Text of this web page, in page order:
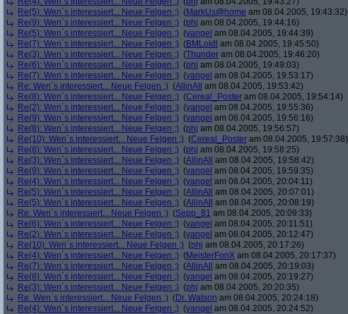
Re(5): Wen´s interessiert... Neue Felgen ;) (MarkUs@home am 08.04.2005, 19:43:32)
Re(9): Wen´s interessiert... Neue Felgen ;) (phj am 08.04.2005, 19:44:16)
Re(5): Wen´s interessiert... Neue Felgen ;) (yangel am 08.04.2005, 19:44:39)
Re(7): Wen´s interessiert... Neue Felgen ;) (BMLoidl am 08.04.2005, 19:45:50)
Re(3): Wen´s interessiert... Neue Felgen ;) (Thunder am 08.04.2005, 19:46:20)
Re(6): Wen´s interessiert... Neue Felgen ;) (phj am 08.04.2005, 19:49:03)
Re(7): Wen´s interessiert... Neue Felgen ;) (yangel am 08.04.2005, 19:53:17)
Re: Wen´s interessiert... Neue Felgen ;) (AllinAll
am 08.04.2005, 19:53:42)
Re(8): Wen´s interessiert... Neue Felgen ;) (Cereal_Poster am 08.04.2005, 19:54:14)
Re(2): Wen´s interessiert... Neue Felgen ;) (yangel am 08.04.2005, 19:55:36)
Re(9): Wen´s interessiert... Neue Felgen ;) (yangel am 08.04.2005, 19:56:16)
Re(8): Wen´s interessiert... Neue Felgen ;) (phj am 08.04.2005, 19:56:57)
Re(10): Wen´s interessiert... Neue Felgen ;) (Cereal_Poster am 08.04.2005, 19:57:38)
Re(8): Wen´s interessiert... Neue Felgen ;) (phj am 08.04.2005, 19:58:25)
Re(3): Wen´s interessiert... Neue Felgen ;) (AllinAll
am 08.04.2005, 19:58:42)
Re(9): Wen´s interessiert... Neue Felgen ;) (yangel am 08.04.2005, 19:59:35)
Re(4): Wen´s interessiert... Neue Felgen ;) (yangel am 08.04.2005, 20:04:11)
Re(5): Wen´s interessiert... Neue Felgen ;) (AllinAll
am 08.04.2005, 20:07:01)
Re(5): Wen´s interessiert... Neue Felgen ;) (AllinAll
am 08.04.2005, 20:08:19)
Re: Wen´s interessiert... Neue Felgen ;) (Sepp_81 am 08.04.2005, 20:09:33)
Re(6): Wen´s interessiert... Neue Felgen ;) (yangel am 08.04.2005, 20:11:51)
Re(2): Wen´s interessiert... Neue Felgen ;) (yangel am 08.04.2005, 20:12:47)
Re(10): Wen´s interessiert... Neue Felgen ;) (phj am 08.04.2005, 20:17:26)
Re(4): Wen´s interessiert... Neue Felgen ;) (MeisterFonX am 08.04.2005, 20:17:37)
Re(7): Wen´s interessiert... Neue Felgen ;) (AllinAll
am 08.04.2005, 20:19:03)
Re(8): Wen´s interessiert... Neue Felgen ;) (yangel am 08.04.2005, 20:19:27)
Re(3): Wen´s interessiert... Neue Felgen ;) (phj am 08.04.2005, 20:20:35)
Re: Wen´s interessiert... Neue Felgen ;) (Dr. Watson am 08.04.2005, 20:24:18)
Re(4): Wen´s interessiert... Neue Felgen ;) (yangel am 08.04.2005, 20:24:52)